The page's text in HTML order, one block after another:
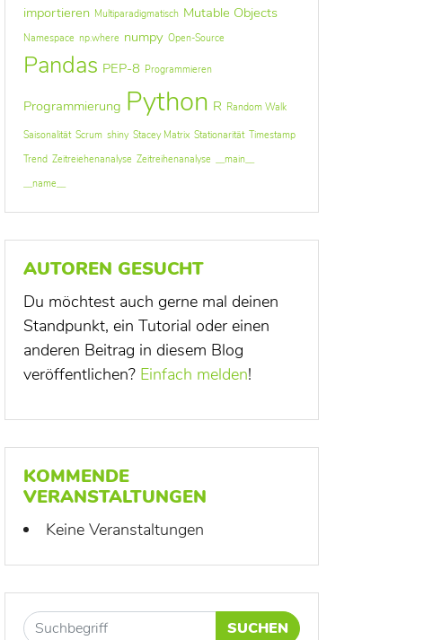
importieren Multiparadigmatisch Mutable Objects
Namespace np.where numpy Open-Source
Pandas PEP-8 Programmieren
Programmierung Python R Random Walk
Saisonalität Scrum shiny Stacey Matrix Stationarität Timestamp
Trend Zeitreiehenanalyse Zeitreihenanalyse __main__
__name__
AUTOREN GESUCHT
Du möchtest auch gerne mal deinen
Standpunkt, ein Tutorial oder einen
anderen Beitrag in diesem Blog
veröffentlichen? Einfach melden!
KOMMENDE
VERANSTALTUNGEN
Keine Veranstaltungen
SUCHEN